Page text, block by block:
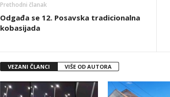
Prethodni članak
Odgađa se 12. Posavska tradicionalna
kobasijada
VEZANI ČLANCI VIŠE OD AUTORA